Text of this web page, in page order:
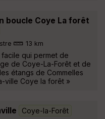
boucle Coye La forêt
13 km
qui permet de
de Coye-La-Forêt et de
étangs de Commelles
ville Coye la forêt »
Coye-la-Forêt